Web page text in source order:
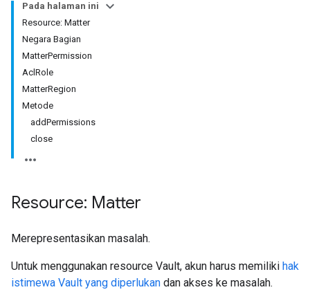
Pada halaman ini
Resource: Matter
Negara Bagian
MatterPermission
AclRole
MatterRegion
Metode
addPermissions
close
Resource: Matter
Merepresentasikan masalah.
Untuk menggunakan resource Vault, akun harus memiliki hak
istimewa Vault yang diperlukan dan akses ke masalah.